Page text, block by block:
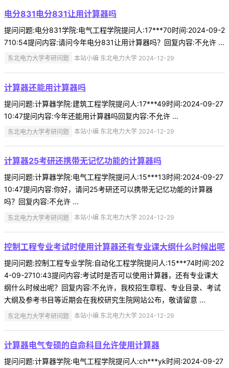
电分831电分831让用计算器吗
提问问题:电分831学院:电气工程学院提问人:17***70时间:2024-09-2
710:54提问内容:请问今年电分831让用计算器吗？回复内容:不允许 ...
东北电力大学考研问题 本站小编 东北电力大学 2024-12-29
计算器还能用计算器吗
提问问题:计算器学院:建筑工程学院提问人:17***49时间:2024-09-27
10:47提问内容:今年还能用计算器吗回复内容:不允许 ...
东北电力大学考研问题 本站小编 东北电力大学 2024-12-29
计算器25考研还携带无记忆功能的计算器吗
提问问题:计算器学院:电气工程学院提问人:15***13时间:2024-09-27
10:47提问内容:你好，请问25考研还可以携带无记忆功能的计算器
吗？回复内容:不允许 ...
东北电力大学考研问题 本站小编 东北电力大学 2024-12-29
控制工程专业考试时使用计算器还有专业课大纲什么时候出呢
提问问题:控制工程专业学院:自动化工程学院提问人:15***74时间:202
4-09-2710:43提问内容:考试时是否可以使用计算器，还有专业课大
纲什么时候出呢？回复内容:不允许，我校招生章程、专业目录、考试
大纲及参考书目等近期会在我校研究生院网站公布，敬请留意 ...
东北电力大学考研问题 本站小编 东北电力大学 2024-12-29
计算器电气专硕的自命科目允许使用计算器
提问问题:计算器学院:电气工程学院提问人:ch***yk时间:2024-09-27